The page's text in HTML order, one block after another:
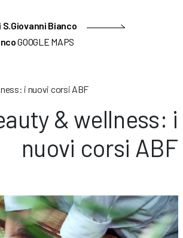
Bianco
GOOGLE MAPS
i nuovi corsi ABF
& wellness: i
nuovi corsi ABF